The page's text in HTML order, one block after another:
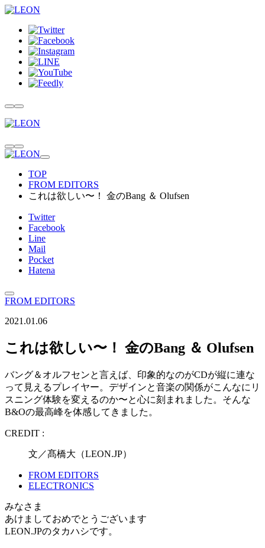
TOP
FROM EDITORS
これは欲しい〜！ 金のBang ＆ Olufsen
Twitter
Facebook
Line
Mail
Pocket
Hatena
FROM EDITORS
2021.01.06
これは欲しい〜！ 金のBang ＆ Olufsen
バング＆オルフセンと言えば、印象的なのがCDが縦に連な
って見えるプレイヤー。デザインと音楽の関係がこんなにリ
スニング体験を変えるのか〜と心に刻まれました。そんな
B&Oの最高峰を体感してきました。
CREDIT :
文／髙橋大（LEON.JP）
FROM EDITORS
ELECTRONICS
みなさま
あけましておめでとうございます
LEON.JPのタカハシです。